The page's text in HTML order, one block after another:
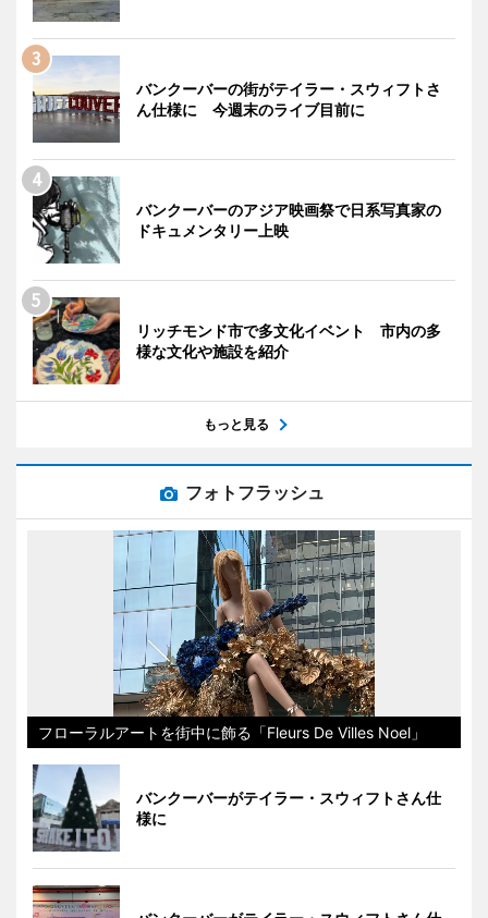
バンクーバーの街がテイラー・スウィフトさ
ん仕様に 今週末のライブ目前に
バンクーバーのアジア映画祭で日系写真家の
ドキュメンタリー上映
リッチモンド市で多文化イベント 市内の多
様な文化や施設を紹介
もっと見る
フォトフラッシュ
フローラルアートを街中に飾る「Fleurs De Villes Noel」
バンクーバーがテイラー・スウィフトさん仕
様に